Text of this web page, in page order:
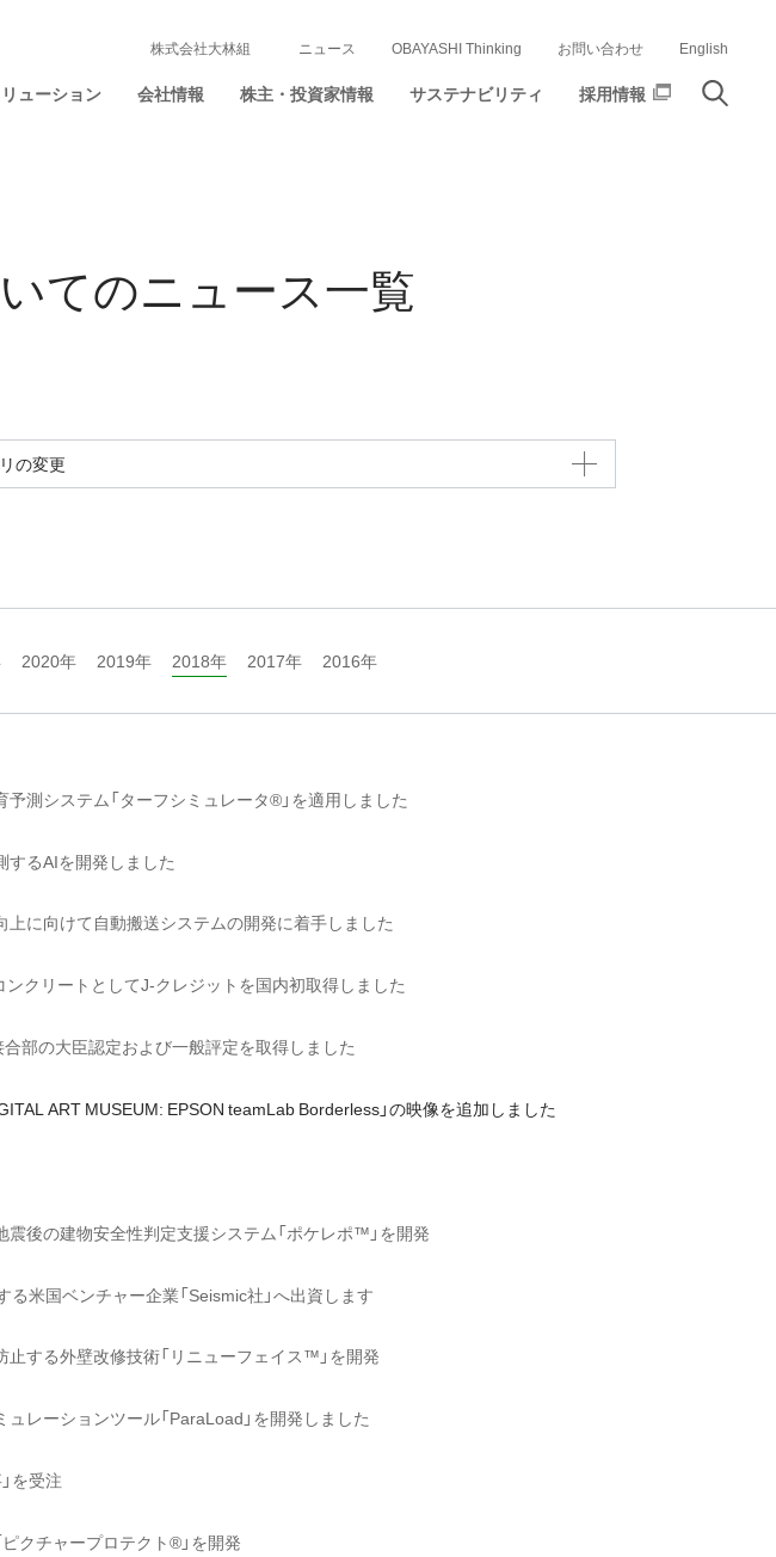
ューション 会社情報 株主・投資家情報 サステナビリティ 採用情報
株式会社大林組 ニュース OBAYASHI Thinking お問い合わせ English
てのニュース一覧
の変更
2020年 2019年 2018年 2017年 2016年
予測システム「ターフシミュレータ®」を適用しました
するAIを開発しました
に向けて自動搬送システムの開発に着手しました
ンクリートとしてJ-クレジットを国内初取得しました
部の大臣認定および一般評定を取得しました
ART MUSEUM: EPSON teamLab Borderless」の映像を追加しました
後の建物安全性判定支援システム「ポケレポ™」を開発
米国ベンチャー企業「Seismic社」へ出資します
する外壁改修技術「リニューフェイス™」を開発
レーションツール「ParaLoad」を開発しました
を受注
クチャープロテクト®」を開発